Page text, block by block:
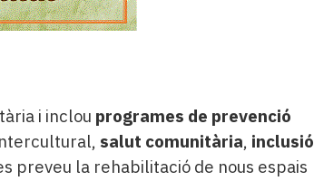
i inclou programes de prevenció
salut comunitària, inclusió
preveu la rehabilitació de nous espais